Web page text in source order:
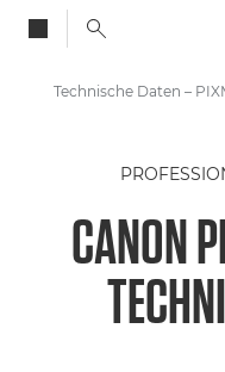
Canon Drucker
Canon PIXMA PRO-200
CANON